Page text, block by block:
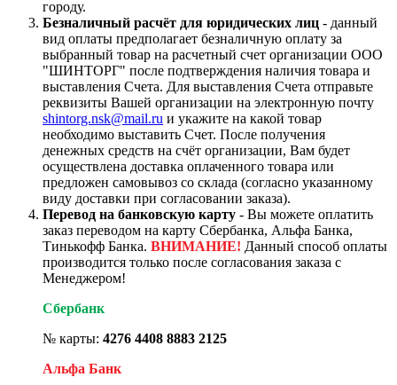
городу.
Безналичный расчёт для юридических лиц - данный
вид оплаты предполагает безналичную оплату за
выбранный товар на расчетный счет организации ООО
"ШИНТОРГ" после подтверждения наличия товара и
выставления Счета. Для выставления Счета отправьте
реквизиты Вашей организации на электронную почту
shintorg.nsk@mail.ru и укажите на какой товар
необходимо выставить Счет. После получения
денежных средств на счёт организации, Вам будет
осуществлена доставка оплаченного товара или
предложен самовывоз со склада (согласно указанному
виду доставки при согласовании заказа).
Перевод на банковскую карту - Вы можете оплатить
заказ переводом на карту Сбербанка, Альфа Банка,
Тинькофф Банка. ВНИМАНИЕ! Данный способ оплаты
производится только после согласования заказа с
Менеджером!
Сбербанк
№ карты: 4276 4408 8883 2125
Альфа Банк